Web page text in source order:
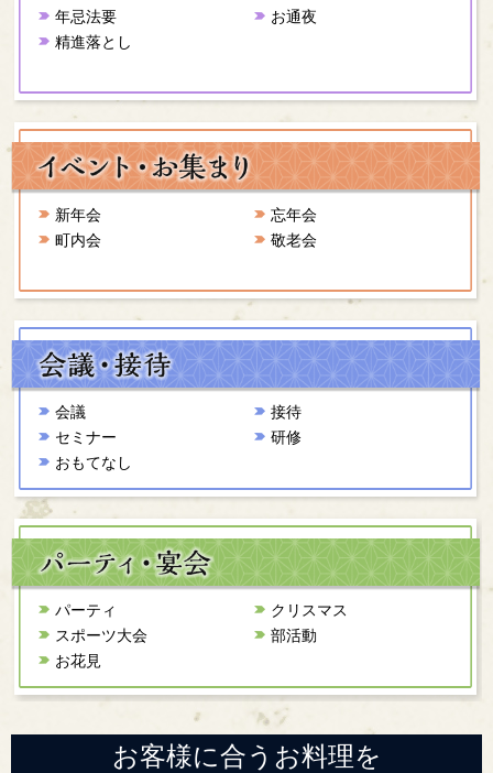
年忌法要
お通夜
精進落とし
新年会
忘年会
町内会
敬老会
会議
接待
セミナー
研修
おもてなし
パーティ
クリスマス
スポーツ大会
部活動
お花見
お客様に合うお料理を